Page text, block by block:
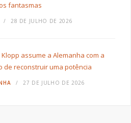
fantasmas
28 DE JULHO DE 2026
Klopp assume a Alemanha com a
de reconstruir uma potência
27 DE JULHO DE 2026